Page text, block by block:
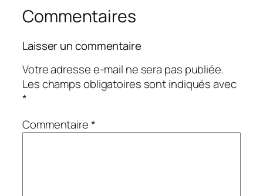
Commentaires
Laisser un commentaire
Votre adresse e-mail ne sera pas publiée.
Les champs obligatoires sont indiqués avec
*
Commentaire*